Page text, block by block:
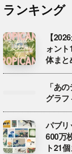
ランキング
【
ォン
体まと
「あ
グラフ
パブリ
600万
ト21